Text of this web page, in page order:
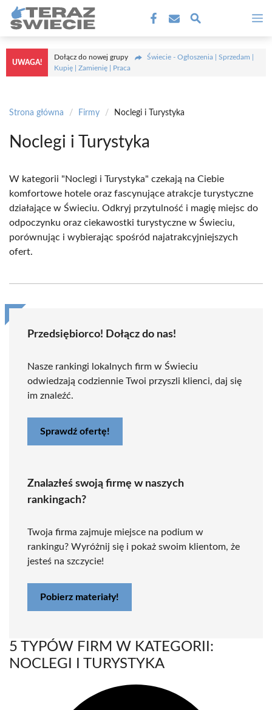
Przejdź
treści
UWAGA!
Dołącz do nowej grupy
Świecie - Ogłoszenia | Sprzedam |
Kupię | Zamienię | Praca
Strona główna / Firmy / Noclegi i Turystyka
Noclegi i Turystyka
W kategorii "Noclegi i Turystyka" czekają na Ciebie
komfortowe hotele oraz fascynujące atrakcje turystyczne
działające w Świeciu. Odkryj przytulność i magię miejsc do
odpoczynku oraz ciekawostki turystyczne w Świeciu,
porównując i wybierając spośród najatrakcyjniejszych
ofert.
Przedsiębiorco! Dołącz do nas!
Nasze rankingi lokalnych firm w Świeciu
odwiedzają codziennie Twoi przyszli klienci, daj się
im znaleźć.
Sprawdź ofertę!
Znalazłeś swoją firmę w naszych
rankingach?
Twoja firma zajmuje miejsce na podium w
rankingu? Wyróżnij się i pokaż swoim klientom, że
jesteś na szczycie!
Pobierz materiały!
5 TYPÓW FIRM W KATEGORII:
NOCLEGI I TURYSTYKA